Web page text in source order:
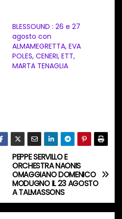
BLESSOUND : 26 e 27
agosto con
ALMAMEGRETTA, EVA
POLES, CENERI, ETT,
MARTA TENAGLIA
PEPPE SERVILLO E
ORCHESTRA NAONIS
OMAGGIANO DOMENICO
MODUGNO IL 23 AGOSTO
A TALMASSONS